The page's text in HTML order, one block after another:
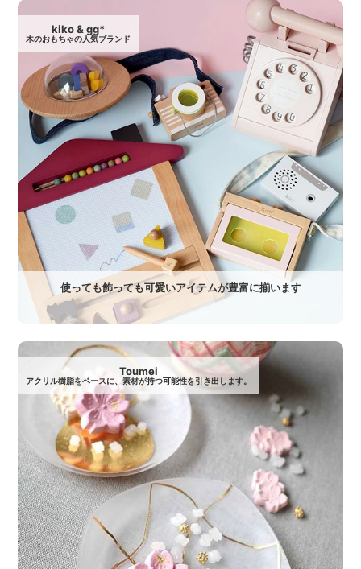
kiko & gg*
木のおもちゃの人気ブランド
使っても飾っても可愛いアイテムが豊富に揃います
Toumei
アクリル樹脂をベースに、素材が持つ可能性を引き出します。